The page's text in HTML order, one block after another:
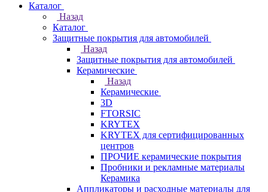
Каталог
Назад
Каталог
Защитные покрытия для автомобилей
Назад
Защитные покрытия для автомобилей
Керамические
Назад
Керамические
3D
FTORSIC
KRYTEX
KRYTEX для сертифицированных
центров
ПРОЧИЕ керамические покрытия
Пробники и рекламные материалы
Керамика
Аппликаторы и расходные материалы для